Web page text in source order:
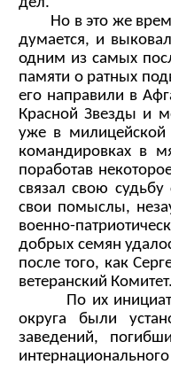
Но в это же время
думается, и
одним из самых
памяти о ратных
его направили в
Красной Звезды и
уже в
командировках в
поработав
связал свою
свои помыслы,
военно-
добрых семян
после того, как
ветеранский Комитет.
По их инициативе
округа были
заведений,